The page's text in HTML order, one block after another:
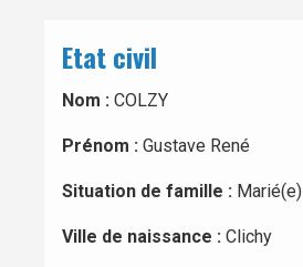
Etat civil
Nom : COLZY
Prénom : Gustave René
Situation de famille : Marié(e)
Ville de naissance : Clichy